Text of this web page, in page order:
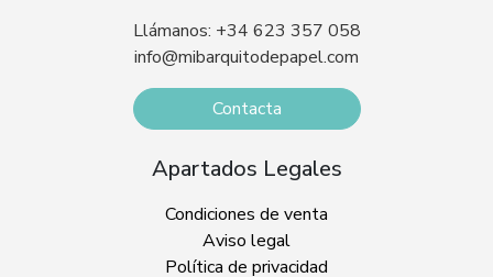
Llámanos: +34 623 357 058
info@mibarquitodepapel.com
Contacta
Apartados Legales
Condiciones de venta
Aviso legal
Política de privacidad